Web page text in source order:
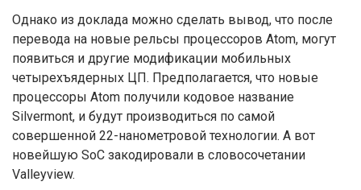
Однако из доклада можно сделать вывод, что после
перевода на новые рельсы процессоров Atom, могут
появиться и другие модификации мобильных
четырехъядерных ЦП. Предполагается, что новые
процессоры Atom получили кодовое название
Silvermont, и будут производиться по самой
совершенной 22-нанометровой технологии. А вот
новейшую SoC закодировали в словосочетании
Valleyview.